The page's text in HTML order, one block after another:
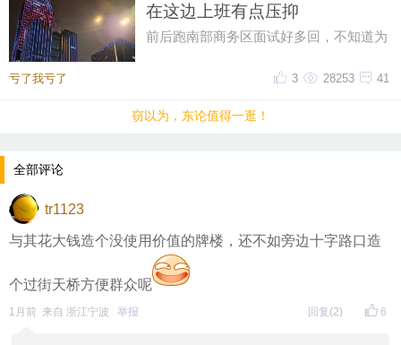
在这边上班有点压抑
前后跑南部商务区面试好多回，不知道为
片密集写字楼自带压抑感，上下
亏了我亏了 41
28253
3
窃以为，东论值得一逛！
全部评论
tr1123
与其花大钱造个没使用价值的牌楼，还不如旁边十字路口造
个过街天桥方便群众呢
6
1月前 来自 浙江宁波 举报 回复 (2)